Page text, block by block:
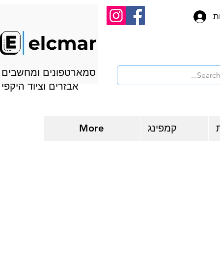
סמארטפונים ומחשבים
אבזרים וציוד היקפי
קמפינג More